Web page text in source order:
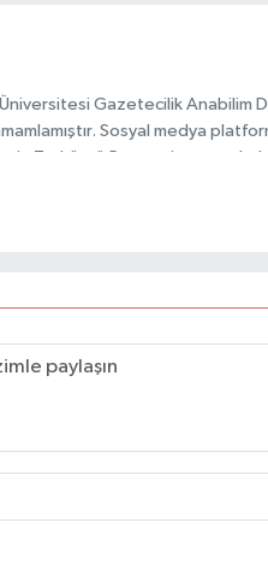
Gazetecilik Anabilim
Sosyal medya
Taşköprü Postası internet